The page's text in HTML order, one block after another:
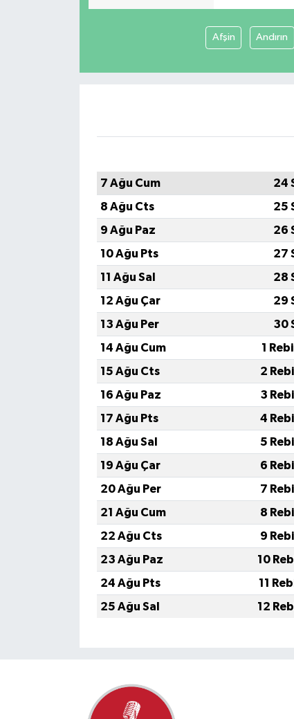
Afşin Andırın
7 Ağu Cum
24
8 Ağu Cts
25
9 Ağu Paz
26
10 Ağu Pts
27
11 Ağu Sal
28
12 Ağu Çar
29
13 Ağu Per
30
14 Ağu Cum
1
15 Ağu Cts
2
16 Ağu Paz
3
17 Ağu Pts
4
18 Ağu Sal
5
19 Ağu Çar
6
20 Ağu Per
7
21 Ağu Cum
8
22 Ağu Cts
9
23 Ağu Paz
10
24 Ağu Pts
11
25 Ağu Sal
12